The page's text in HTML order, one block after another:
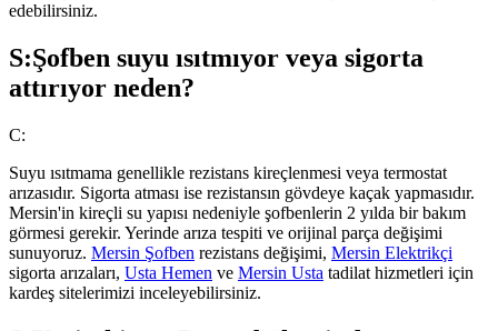
edebilirsiniz.
S:Şofben suyu ısıtmıyor veya sigorta
attırıyor neden?
C:
Suyu ısıtmama genellikle rezistans kireçlenmesi veya termostat
arızasıdır. Sigorta atması ise rezistansın gövdeye kaçak yapmasıdır.
Mersin'in kireçli su yapısı nedeniyle şofbenlerin 2 yılda bir bakım
görmesi gerekir. Yerinde arıza tespiti ve orijinal parça değişimi
sunuyoruz. Mersin Şofben rezistans değişimi, Mersin Elektrikçi
sigorta arızaları, Usta Hemen ve Mersin Usta tadilat hizmetleri için
kardeş sitelerimizi inceleyebilirsiniz.